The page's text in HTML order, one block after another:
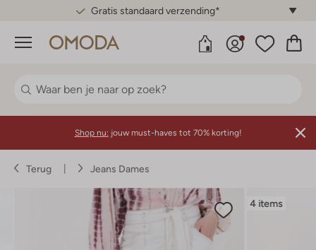
Gratis standaard verzending*
Menu
Shop nu: jouw must-haves tot 70% korting!
Terug Jeans Dames
4 items